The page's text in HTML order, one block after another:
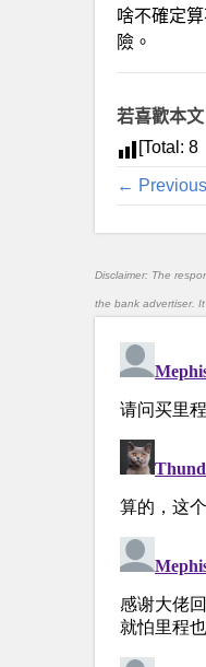
啥不確定
險。
若喜歡本
[Total: 8
←
Disclaimer: The
the bank advertiser.